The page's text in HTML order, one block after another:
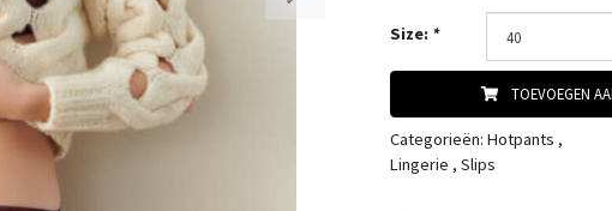
Size: *
TOEVOEGEN
Categorieën: Hotpants ,
Lingerie , Slips